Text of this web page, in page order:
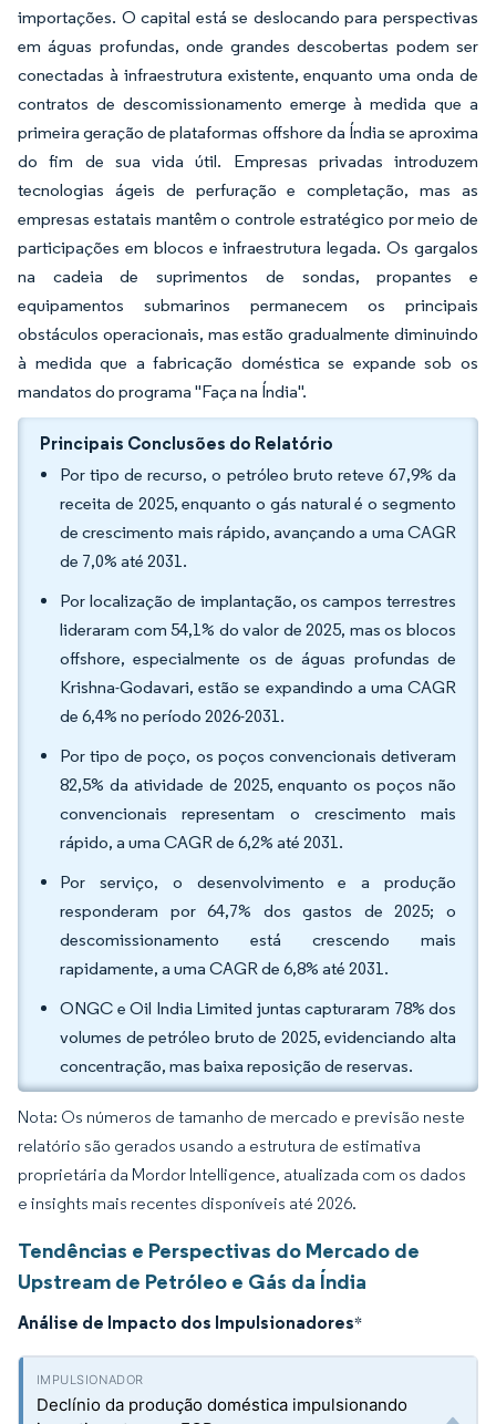
importações. O capital está se deslocando para perspectivas
em águas profundas, onde grandes descobertas podem ser
conectadas à infraestrutura existente, enquanto uma onda de
contratos de descomissionamento emerge à medida que a
primeira geração de plataformas offshore da Índia se aproxima
do fim de sua vida útil. Empresas privadas introduzem
tecnologias ágeis de perfuração e completação, mas as
empresas estatais mantêm o controle estratégico por meio de
participações em blocos e infraestrutura legada. Os gargalos
na cadeia de suprimentos de sondas, propantes e
equipamentos submarinos permanecem os principais
obstáculos operacionais, mas estão gradualmente diminuindo
à medida que a fabricação doméstica se expande sob os
mandatos do programa "Faça na Índia".
Principais Conclusões do Relatório
Por tipo de recurso, o petróleo bruto reteve 67,9% da
receita de 2025, enquanto o gás natural é o segmento
de crescimento mais rápido, avançando a uma CAGR
de 7,0% até 2031.
Por localização de implantação, os campos terrestres
lideraram com 54,1% do valor de 2025, mas os blocos
offshore, especialmente os de águas profundas de
Krishna-Godavari, estão se expandindo a uma CAGR
de 6,4% no período 2026-2031.
Por tipo de poço, os poços convencionais detiveram
82,5% da atividade de 2025, enquanto os poços não
convencionais representam o crescimento mais
rápido, a uma CAGR de 6,2% até 2031.
Por serviço, o desenvolvimento e a produção
responderam por 64,7% dos gastos de 2025; o
descomissionamento está crescendo mais
rapidamente, a uma CAGR de 6,8% até 2031.
ONGC e Oil India Limited juntas capturaram 78% dos
volumes de petróleo bruto de 2025, evidenciando alta
concentração, mas baixa reposição de reservas.
Nota: Os números de tamanho de mercado e previsão neste
relatório são gerados usando a estrutura de estimativa
proprietária da Mordor Intelligence, atualizada com os dados
e insights mais recentes disponíveis até 2026.
Tendências e Perspectivas do Mercado de
Upstream de Petróleo e Gás da Índia
Análise de Impacto dos Impulsionadores*
Declínio da produção doméstica impulsionando